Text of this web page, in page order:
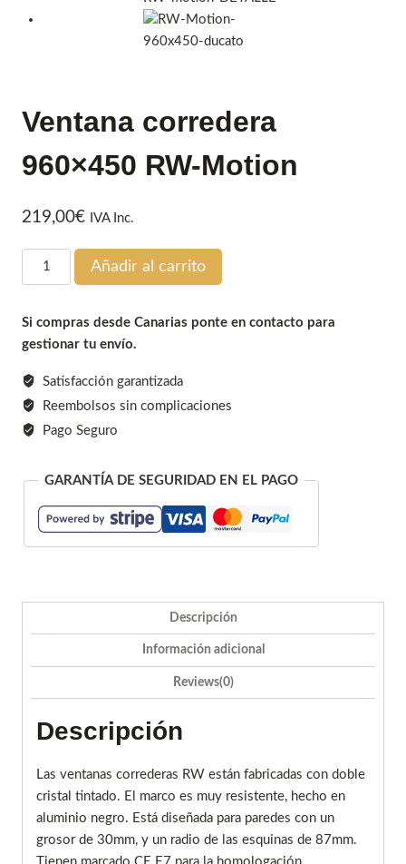
Ventana corredera
960×450 RW-Motion
219,00€ IVA Inc.
Ventana
corredera
RW-
Motion
Añadir al carrito
Si compras desde Canarias ponte en contacto para
gestionar tu envío.
Satisfacción garantizada
Reembolsos sin complicaciones
Pago Seguro
GARANTÍA DE SEGURIDAD EN EL PAGO
Descripción
Información adicional
Reviews(0)
Descripción
Las ventanas correderas RW están fabricadas con doble
cristal tintado. El marco es muy resistente, hecho en
aluminio negro. Está diseñada para paredes con un
grosor de 30mm, y un radio de las esquinas de 87mm.